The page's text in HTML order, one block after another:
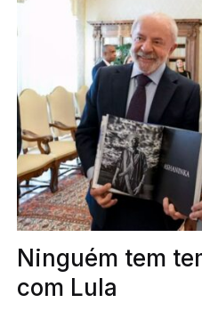
Ninguém tem
com Lula